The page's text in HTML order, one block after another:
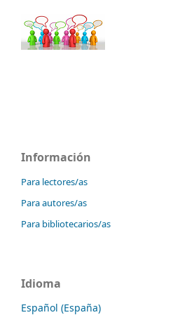
Información
Para lectores/as
Para autores/as
Para bibliotecarios/as
Idioma
Español (España)